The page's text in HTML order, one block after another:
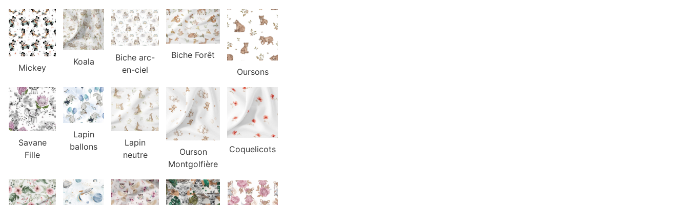
Mickey
Koala
Biche arc-
en-ciel
Biche Forêt
Oursons
Savane
Fille
Lapin
ballons
Lapin
neutre
Ourson
Montgolfière
Coquelicots